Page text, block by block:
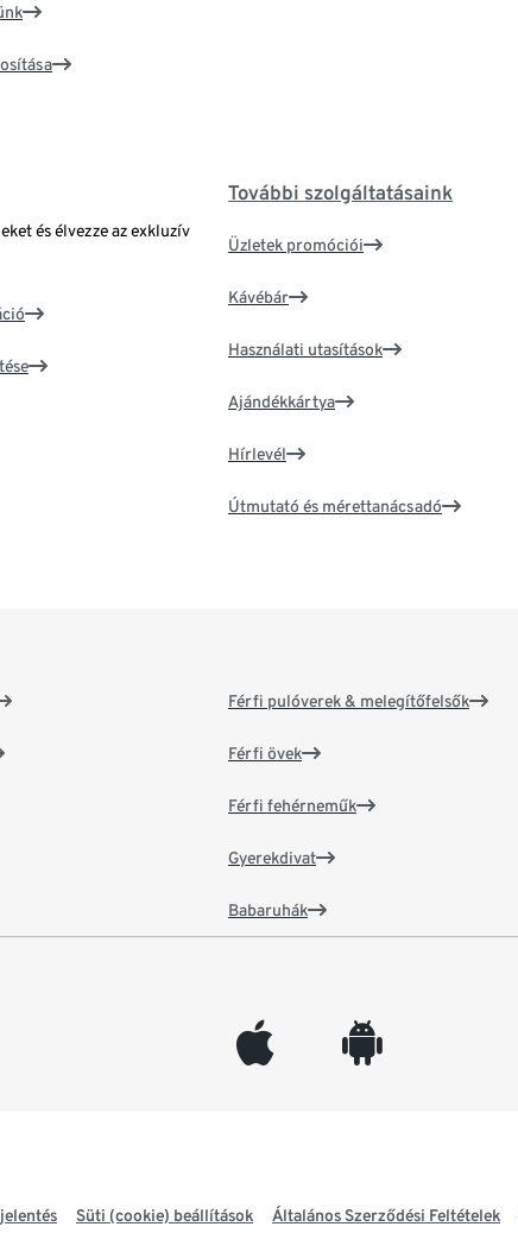
és élvezze az exkluzív
További szolgáltatásaink
Üzletek promóciói
Kávébár
Használati utasítások
Ajándékkártya
Hírlevél
Útmutató és mérettanácsadó
Férfi pulóverek & melegítőfelsők
Férfi övek
Férfi fehérneműk
Gyerekdivat
Babaruhák
appleinc android
Süti (cookie) beállítások Általános Szerződési Feltételek